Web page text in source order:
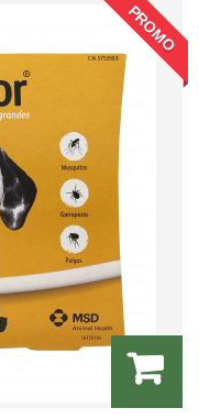
PROMO